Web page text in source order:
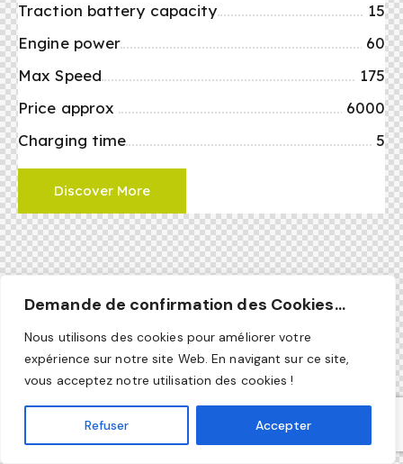
Demande de confirmation des Cookies...
Nous utilisons des cookies pour améliorer votre
expérience sur notre site Web. En navigant sur ce site,
vous acceptez notre utilisation des cookies !
Refuser Accepter
Traction battery capacity
15
Engine power
60
Max Speed
175
Price approx
6000
5
Charging time
Discover More